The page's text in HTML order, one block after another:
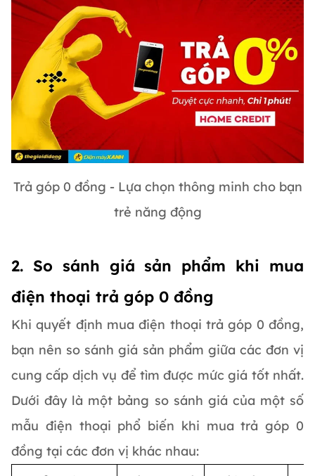
Trả góp 0 đồng - Lựa chọn thông minh cho bạn
trẻ năng động
2. So sánh giá sản phẩm khi mua
điện thoại trả góp 0 đồng
Khi quyết định mua điện thoại trả góp 0 đồng,
bạn nên so sánh giá sản phẩm giữa các đơn vị
cung cấp dịch vụ để tìm được mức giá tốt nhất.
Dưới đây là một bảng so sánh giá của một số
mẫu điện thoại phổ biến khi mua trả góp 0
đồng tại các đơn vị khác nhau: